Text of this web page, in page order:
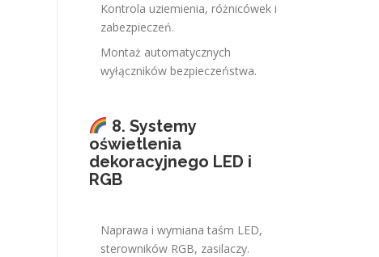
Kontrola uziemienia, różnicówek i
zabezpieczeń.
Montaż automatycznych
wyłączników bezpieczeństwa.
8. Systemy
oświetlenia
dekoracyjnego LED i
RGB
Naprawa i wymiana taśm LED,
sterowników RGB, zasilaczy.